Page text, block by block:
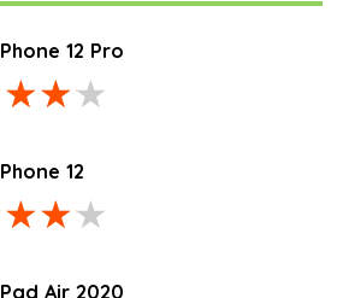
12 Pro
12
Air 2020